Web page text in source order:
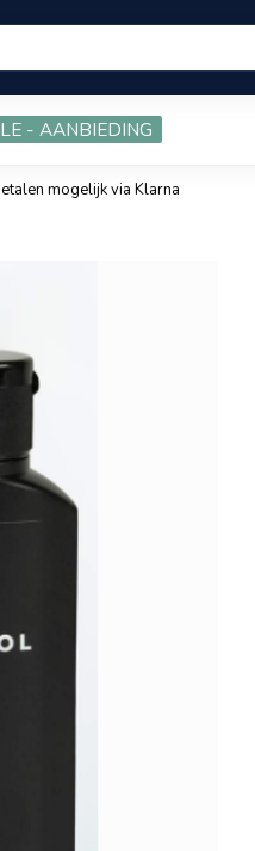
- AANBIEDING
mogelijk via Klarna